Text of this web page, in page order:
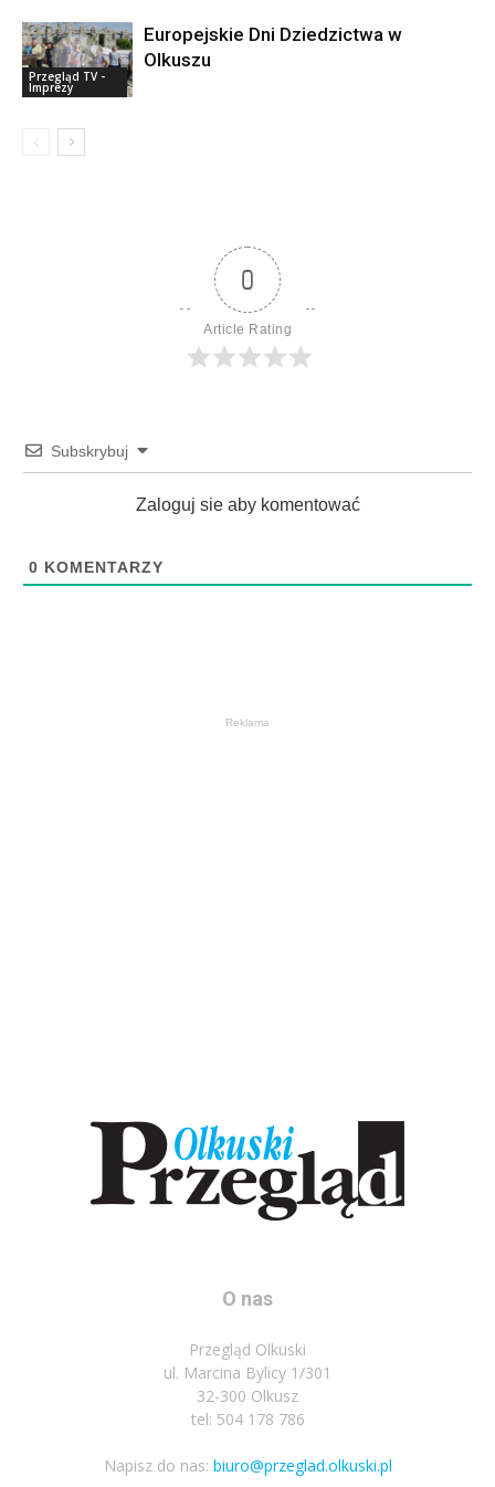
Przegląd TV -
Imprezy
Europejskie Dni Dziedzictwa w
Olkuszu
0
Article Rating
Subskrybuj
Zaloguj sie aby komentować
0 KOMENTARZY
Reklama
O nas
Przegląd Olkuski
ul. Marcina Bylicy 1/301
32-300 Olkusz
tel: 504 178 786
Napisz do nas: biuro@przeglad.olkuski.pl